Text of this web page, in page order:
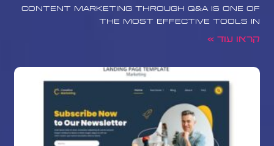
Content marketing through Q&A is one of
the most effective tools in
קראו עוד »